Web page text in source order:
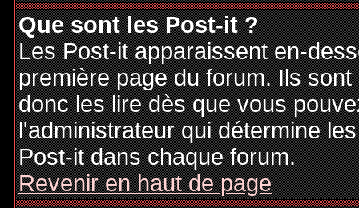
Que sont les Post-it ?
Les Post-it apparaissent en-
première page du forum. Ils
donc les lire dès que vous
l'administrateur qui détermine
Post-it dans chaque forum.
Revenir en haut de page